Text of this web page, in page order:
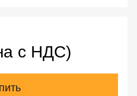
с НДС)